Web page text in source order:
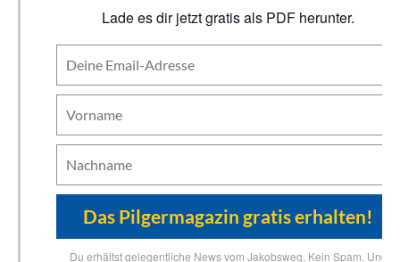
Lade es dir jetzt gratis als PDF herunter.
Du erhältst gelegentliche News vom Jakobsweg. Kein Spam. Und